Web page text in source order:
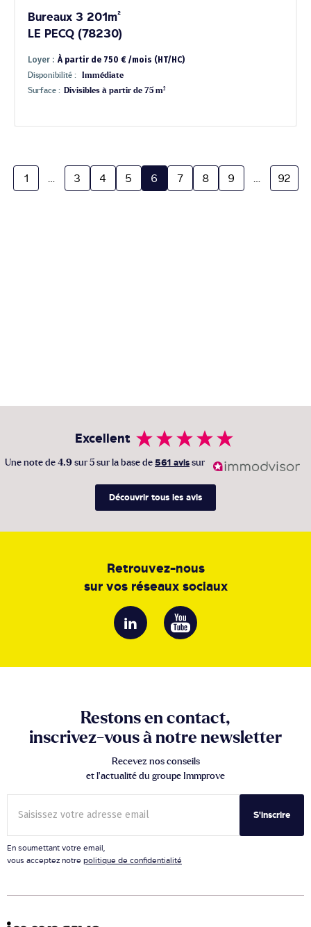
Bureaux 3 201m²
LE PECQ (78230)
Loyer : À partir de 750 € /mois (HT/HC)
Disponibilité :
Immédiate
Surface : Divisibles à partir de 75 m²
1 3 4 5 6 7 8 9 92
Excellent
Une note de 4.9 sur 5 sur la base de 561 avis sur
Découvrir tous les avis
Retrouvez-nous
sur vos réseaux sociaux
Restons en contact,
inscrivez-vous à notre newsletter
Recevez nos conseils
et l’actualité du groupe Immprove
S'inscrire
En soumettant votre email,
vous acceptez notre politique de confidentialité